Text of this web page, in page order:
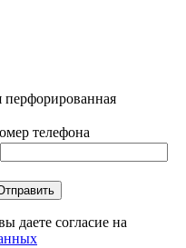
перфорированная
телефона
даете согласие на